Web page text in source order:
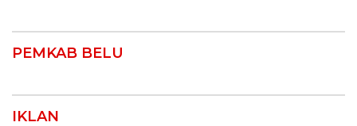
PEMKAB BELU
IKLAN